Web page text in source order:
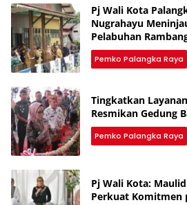
Pj Wali Kota
Nugrahayu
Pelabuhan
Pariwisata
Pemko Palangka Raya
Tingkatkan
Resmikan Gedung
Pemko Palangka Raya
Pj Wali Kota:
Perkuat Komitmen